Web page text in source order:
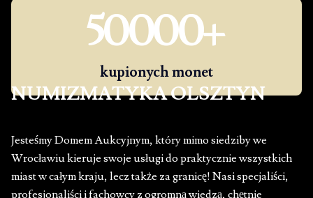
50000+
kupionych monet
NUMIZMATYKA OLSZTYN
Jesteśmy Domem Aukcyjnym, który mimo siedziby we
Wrocławiu kieruje swoje usługi do praktycznie wszystkich
miast w całym kraju, lecz także za granicę! Nasi specjaliści,
profesjonaliści i fachowcy z ogromną wiedzą, chętnie